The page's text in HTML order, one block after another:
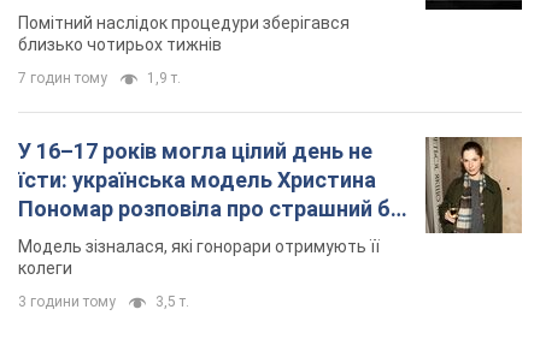
місяць
Помітний наслідок процедури зберігався
близько чотирьох тижнів
7 годин тому 1,9 т.
У 16–17 років могла цілий день не
їсти: українська модель Христина
Пономар розповіла про страшний бік
модельної кар’єри
Модель зізналася, які гонорари отримують її
колеги
3 години тому 3,5 т.